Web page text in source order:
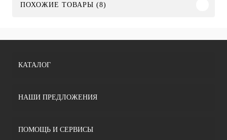
ПОХОЖИЕ ТОВАРЫ (8)
КАТАЛОГ
НАШИ ПРЕДЛОЖЕНИЯ
ПОМОЩЬ И СЕРВИСЫ